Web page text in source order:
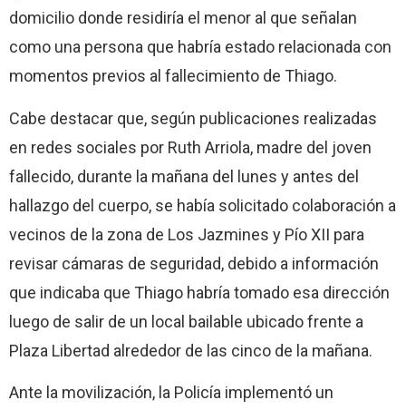
domicilio donde residiría el menor al que señalan
como una persona que habría estado relacionada con
momentos previos al fallecimiento de Thiago.
Cabe destacar que, según publicaciones realizadas
en redes sociales por Ruth Arriola, madre del joven
fallecido, durante la mañana del lunes y antes del
hallazgo del cuerpo, se había solicitado colaboración a
vecinos de la zona de Los Jazmines y Pío XII para
revisar cámaras de seguridad, debido a información
que indicaba que Thiago habría tomado esa dirección
luego de salir de un local bailable ubicado frente a
Plaza Libertad alrededor de las cinco de la mañana.
Ante la movilización, la Policía implementó un